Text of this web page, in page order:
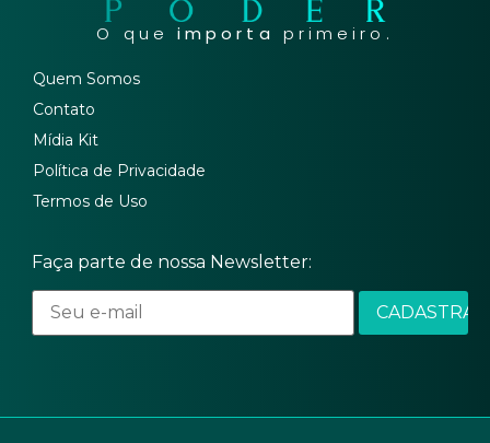
O que importa primeiro.
Quem Somos
Contato
Mídia Kit
Política de Privacidade
Termos de Uso
Faça parte de nossa Newsletter: